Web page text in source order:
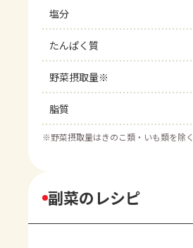
塩分
たんぱく質
野菜摂取量※
脂質
※野菜摂取量はきのこ類・いも類を除く
副菜のレシピ